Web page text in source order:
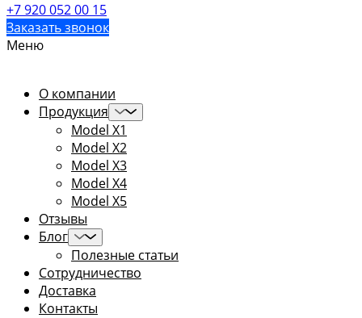
+7 920 052 00 15
Заказать звонок
Меню
О компании
Продукция
Model X1
Model X2
Model X3
Model X4
Model X5
Отзывы
Блог
Полезные статьи
Сотрудничество
Доставка
Контакты